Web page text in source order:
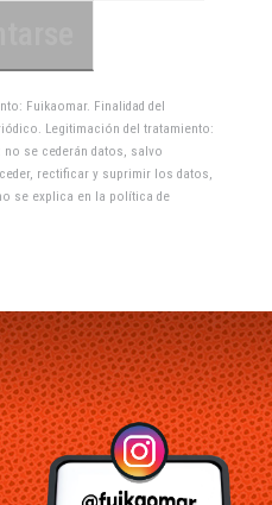
Fuikaomar. Finalidad del
Legitimación del tratamiento:
se cederán datos, salvo
rectificar y suprimir los datos,
se explica en la política de